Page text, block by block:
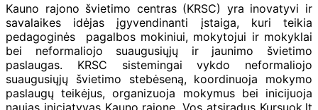
Kauno rajono švietimo centras (KRSC) yra inovatyvi ir
savalaikes idėjas įgyvendinanti įstaiga, kuri teikia
pedagoginės pagalbos mokiniui, mokytojui ir mokyklai
bei neformaliojo suaugusiųjų ir jaunimo švietimo
paslaugas. KRSC sistemingai vykdo neformaliojo
suaugusiųjų švietimo stebėseną, koordinuoja mokymo
paslaugų teikėjus, organizuoja mokymus bei inicijuoja
naujas iniciatyvas Kauno rajone. Vos atsiradus Kursuok.lt